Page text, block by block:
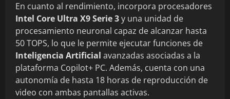
En cuanto al rendimiento, incorpora procesadores
Intel Core Ultra X9 Serie 3y una unidad de
procesamiento neuronal capaz de alcanzar hasta
50 TOPS, lo que le permite ejecutar funciones de
Inteligencia Artificial avanzadas asociadas a la
plataforma Copilot+ PC. Además, cuenta con una
autonomía de hasta 18 horas de reproducción de
video con ambas pantallas activas.